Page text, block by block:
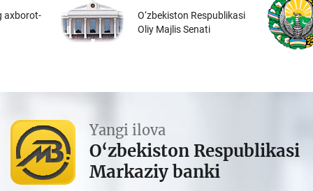
axborot-
O‘zbekiston Respublikasi
Oliy Majlis Senati
Yangi ilova
O‘zbekiston Respublikasi
Markaziy banki